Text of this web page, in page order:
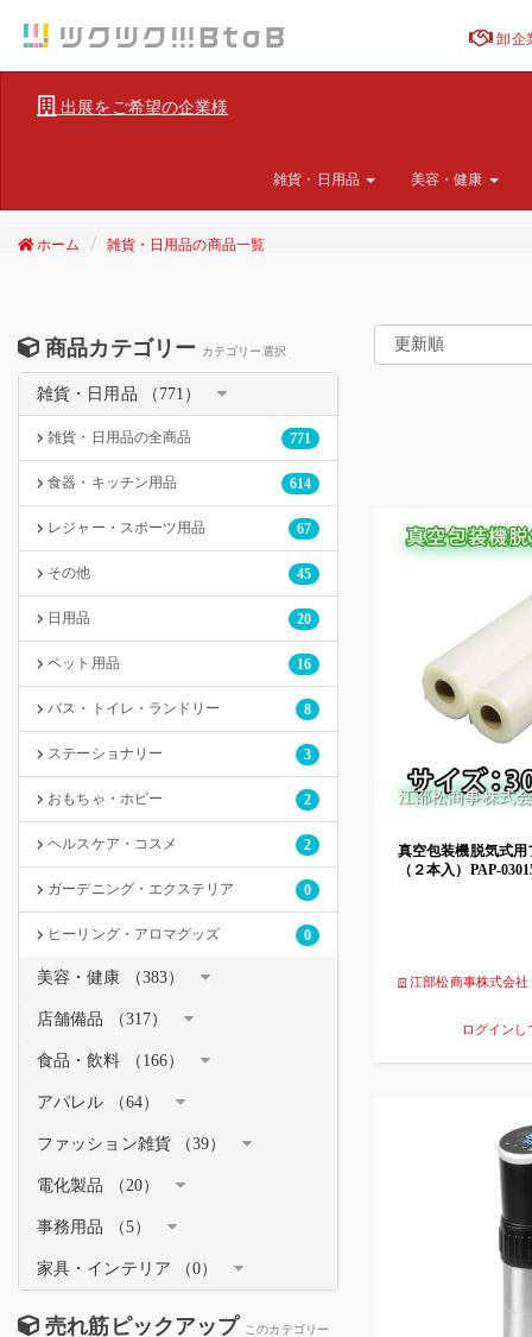
卸企
出展をご希望の企業様
雑貨・日用品 美容・健康
ホーム 雑貨・日用品の商品一覧
商品カテゴリー カテゴリー選択
雑貨・日用品 （771）
雑貨・日用品の全商品 771
食器・キッチン用品 614
レジャー・スポーツ用品 67
その他 45
日用品 20
ペット用品 16
バス・トイレ・ランドリー 8
ステーショナリー 3
おもちゃ・ホビー 2
ヘルスケア・コスメ 2
ガーデニング・エクステリア 0
ヒーリング・アロマグッズ 0
美容・健康 （383）
店舗備品 （317）
食品・飲料 （166）
アパレル （64）
ファッション雑貨 （39）
電化製品 （20）
事務用品 （5）
家具・インテリア （0）
売れ筋ピックアップ このカテゴリー
江部松商事株式
真空包装機脱気式
（２本入）PAP-
江部松商事株式会社
ログイン